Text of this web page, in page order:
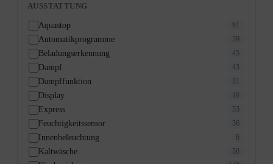
AUSSTATTUNG
Aquastop 91
Automatikprogramme 59
Beladungserkennung 45
Dampf 43
Dampffunktion 31
Display 16
Express 53
Feuchtigkeitssensor 36
Innenbeleuchtung 6
Kaltwäsche 50